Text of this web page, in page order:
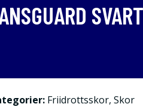
Friidrottsskor, Skor